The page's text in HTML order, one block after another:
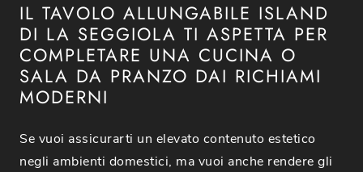
IL TAVOLO ALLUNGABILE ISLAND
DI LA SEGGIOLA TI ASPETTA PER
COMPLETARE UNA CUCINA O
SALA DA PRANZO DAI RICHIAMI
MODERNI
Se vuoi assicurarti un elevato contenuto estetico
negli ambienti domestici, ma vuoi anche rendere gli